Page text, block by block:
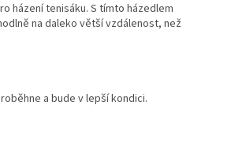
házení tenisáku. S tímto házedlem
na daleko větší vzdálenost, než
a bude v lepší kondici.